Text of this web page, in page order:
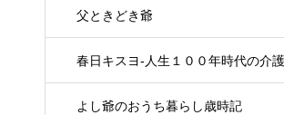
父ときどき爺
春日キスヨ-人生１００年時代の介
よし爺のおうち暮らし歳時記